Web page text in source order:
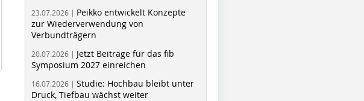
23.07.2026 | Peikko entwickelt Konzepte
zur Wiederverwendung von
Verbundträgern
20.07.2026 | Jetzt Beiträge für das fib
Symposium 2027 einreichen
16.07.2026 | Studie: Hochbau bleibt unter
Druck, Tiefbau wächst weiter